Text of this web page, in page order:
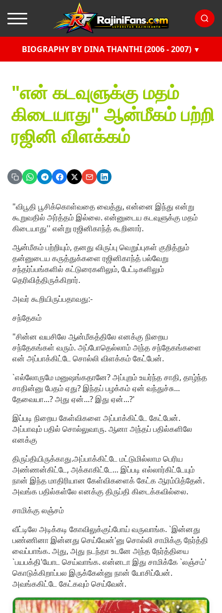
BIOGRAPHY BY DINA THANTHI (2006 - 2007)
"என் கடவுளுக்கு மதம்
கிடையாது" ஆன்மீகம் பற்றி
ரஜினி விளக்கம்
"விபூதி பூசிக்கொள்வதை வைத்து, என்னை இந்து என்று
கூறுவதில் அர்த்தம் இல்லை. என்னுடைய கடவுளுக்கு மதம்
கிடையாது'' என்று ரஜினிகாந்த் கூறினார்.
ஆன்மீகம் பற்றியும், தனது விருப்பு வெறுப்புகள் குறித்தும்
தன்னுடைய கருத்துக்களை ரஜினிகாந்த் பல்வேறு
சந்தர்ப்பங்களில் கட்டுரைகளிலும், பேட்டிகளிலும்
தெரிவித்திருக்கிறார்.
அவர் கூறியிருப்பதாவது:-
சந்தேகம்
"சின்ன வயசிலே ஆன்மீகத்திலே எனக்கு நிறைய
சந்தேகங்கள் வரும். அப்போதெல்லாம் அந்த சந்தேகங்களை
என் அப்பாக்கிட்டே சொல்லி விளக்கம் கேட்பேன்.
`எல்லோருமே மனுஷங்கதானே? அப்புறம் உயர்ந்த சாதி, தாழ்ந்த
சாதின்னு பேதம் ஏது? இந்தப் பழக்கம் ஏன் வந்துச்சு...
தேவையா...? அது ஏன்...? இது ஏன்...?'
இப்படி நிறைய கேள்விகளை அப்பாக்கிட்டே கேட்பேன்.
அப்பாவும் பதில் சொல்லுவாரு. ஆனா அந்தப் பதில்களிலே
எனக்கு
திருப்தியிருக்காது.அப்பாக்கிட்டே மட்டுமில்லாம பெரிய
அண்ணன்கிட்டே, அக்காகிட்டே... இப்படி எல்லார்கிட்டேயும்
நான் இந்த மாதிரியான கேள்விகளைக் கேட்க ஆரம்பித்தேன்.
அவங்க பதில்கள்லே எனக்கு திருப்தி கிடைக்கவில்லை.
சாமிக்கு லஞ்சம்
வீட்டிலே அடிக்கடி கோவிலுக்குப்போய் வருவாங்க. `இன்னது
பண்ணினா இன்னது செய்வேன்'னு சொல்லி சாமிக்கு நேர்த்தி
வைப்பாங்க. அது, அது நடந்தா உடனே அந்த நேர்த்தியை
`பயபக்தி'யோட செய்வாங்க. என்னடா இது சாமிக்கே `லஞ்சம்'
கொடுக்கிறாப்பல இருக்கேன்னு நான் யோசிப்பேன்.
அவங்ககிட்டே கேட்கவும் செய்வேன்.